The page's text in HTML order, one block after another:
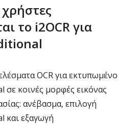
χρήστες
το i2OCR για
OCR για εκτυπωμένο
κοινές μορφές εικόνας
ανέβασμα, επιλογή
και εξαγωγή